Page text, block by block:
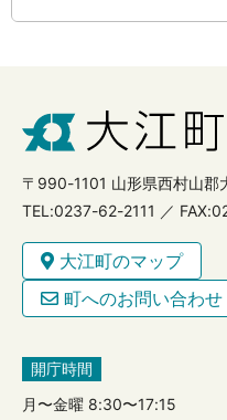
〒990-1101 山形県西村山郡
TEL:0237-62-2111 ／
大江町のマップ
町へのお問い合わせ
開庁時間
月〜金曜 8:30〜17:15